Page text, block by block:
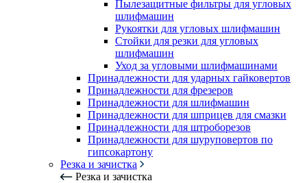
Пылезащитные фильтры для угловых
шлифмашин
Рукоятки для угловых шлифмашин
Стойки для резки для угловых
шлифмашин
Уход за угловыми шлифмашинами
Принадлежности для ударных гайковертов
Принадлежности для фрезеров
Принадлежности для шлифмашин
Принадлежности для шприцев для смазки
Принадлежности для штроборезов
Принадлежности для шуруповертов по
гипсокартону
Резка и зачистка
Резка и зачистка